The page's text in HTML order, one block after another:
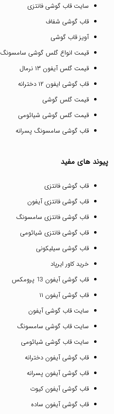
سایت قاب گوشی فانتزی
قاب گوشی شفاف
آویز قاب گوشی
قیمت انواع گلس گوشی سامسونگ
قیمت گلس آیفون ۱۳ نرمال
قاب گوشی ایفون ۱۲ دخترانه
قیمت گلس گوشی
قیمت گلس گوشی شیائومی
قاب گوشی سامسونگ پسرانه
پیوند های مفید
قاب گوشی فانتزی
قاب گوشی فانتزی آیفون
قاب گوشی فانتزی سامسونگ
قاب گوشی فانتزی شیائومی
قاب گوشی سیلیکونی
خرید کاور ایرپاد
قاب گوشی آیفون 13 پرومکس
قاب گوشی آیفون ۱۱
سایت قاب گوشی آیفون
سایت قاب گوشی سامسونگ
سایت قاب گوشی شیائومی
قاب گوشی آیفون دخترانه
قاب گوشی آیفون پسرانه
قاب گوشی آیفون کیوت
قاب گوشی آیفون ساده